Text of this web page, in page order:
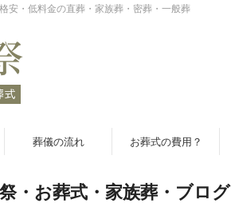
安・低料金の直葬・家族葬・密葬・一般葬
葬儀の流れ お葬式の費用？
・お葬式・家族葬・ブログ